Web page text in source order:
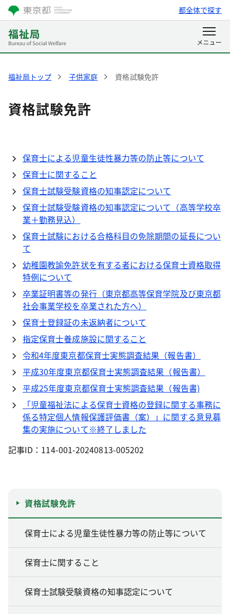
都全体で探す
福祉局トップ 子供家庭 資格試験免許
資格試験免許
保育士による児童生徒性暴力等の防止等について
保育士に関すること
保育士試験受験資格の知事認定について
保育士試験受験資格の知事認定について（高等学校卒
業＋勤務見込）
保育士試験における合格科目の免除期間の延長につい
て
幼稚園教諭免許状を有する者における保育士資格取得
特例について
卒業証明書等の発行（東京都高等保育学院及び東京都
社会事業学校を卒業された方へ）
保育士登録証の未返納者について
指定保育士養成施設に関すること
令和4年度東京都保育士実態調査結果（報告書）
平成30年度東京都保育士実態調査結果（報告書）
平成25年度東京都保育士実態調査結果（報告書)
「児童福祉法による保育士資格の登録に関する事務に
係る特定個人情報保護評価書（案）」に関する意見募
集の実施について※終了しました
記事ID：114-001-20240813-005202
資格試験免許
保育士による児童生徒性暴力等の防止等について
保育士に関すること
保育士試験受験資格の知事認定について